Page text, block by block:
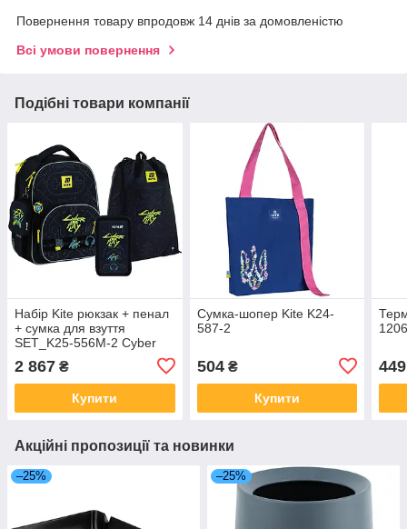
Повернення товару впродовж 14 днів за домовленістю
Всі умови повернення
Подібні товари компанії
Набір Kite рюкзак + пенал
+ сумка для взуття
SET_K25-556M-2 Cyber
2 867 ₴
Купити
Сумка-шопер Kite K24-
587-2
504₴
Купити
449
Акційні пропозиції та новинки
–25% –25%